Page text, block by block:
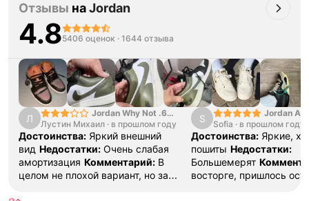
Отзывы наJordan
4.85406 оценок · 1644 отзыва
Л
Jordan Why Not .6
"Bright Crimson" PF
Лустин Михаил · в прошлом году
Достоинства: Яркий внешний
вид Недостатки: Очень слабая
амортизация Комментарий: В
целом не плохой вариант, но за
S
Jordan Air
SE "Turf
Sofia · в прошлом году
Достоинства: Яркие,
пошиты Недостатки:
Большемерят
восторге, пришлось